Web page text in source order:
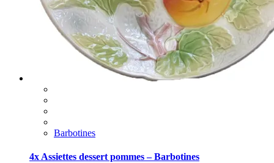
Barbotines
4x Assiettes dessert pommes – Barbotines